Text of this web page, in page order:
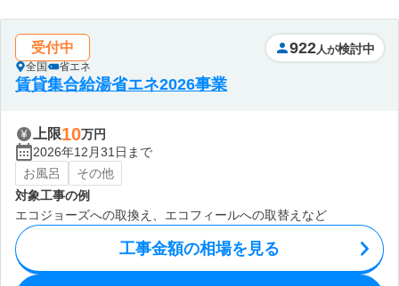
受付中
全国 省エネ
922 人が検討中
賃貸集合給湯省エネ2026事業
上限10万円
2026年12月31日まで
お風呂
その他
対象工事の例
エコジョーズへの取換え、エコフィールへの取替えなど
工事金額の相場を見る